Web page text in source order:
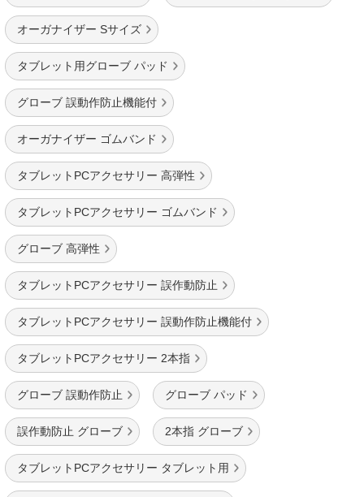
オーガナイザー Sサイズ
タブレット用グローブ パッド
グローブ 誤動作防止機能付
オーガナイザー ゴムバンド
タブレットPCアクセサリー 高弾性
タブレットPCアクセサリー ゴムバンド
グローブ 高弾性
タブレットPCアクセサリー 誤作動防止
タブレットPCアクセサリー 誤動作防止機能付
タブレットPCアクセサリー 2本指
グローブ 誤動作防止 グローブ パッド
誤作動防止 グローブ 2本指 グローブ
タブレットPCアクセサリー タブレット用